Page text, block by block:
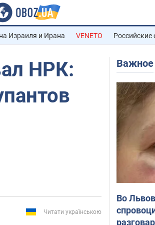
Израиля и Ирана VENETO Российские
НРК:
Читати українською
Важное
Во